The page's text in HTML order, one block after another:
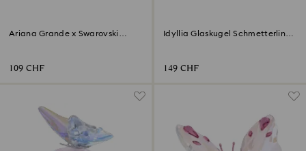
‎Ariana Grande x Swarovski
109 CHF
Idyllia Glaskugel Schmetterling
149 CHF